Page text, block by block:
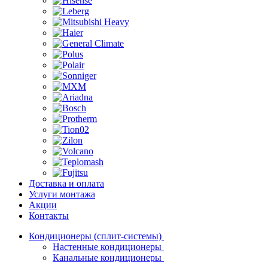
Доставка и оплата
Услуги монтажа
Акции
Контакты
Кондиционеры (сплит-системы)
Настенные кондиционеры
Канальные кондиционеры